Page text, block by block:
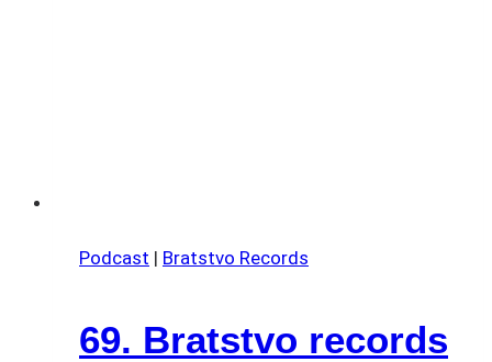
Podcast | Bratstvo Records
69. Bratstvo records